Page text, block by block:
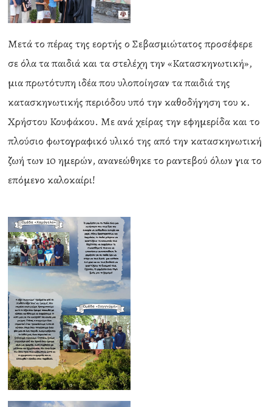
Μετά το πέρας της εορτής ο Σεβασμιώτατος προσέφερε
σε όλα τα παιδιά και τα στελέχη την «Κατασκηνωτική»,
μια πρωτότυπη ιδέα που υλοποίησαν τα παιδιά της
κατασκηνωτικής περιόδου υπό την καθοδήγηση του κ.
Χρήστου Κουφάκου. Με ανά χείρας την εφημερίδα και το
πλούσιο φωτογραφικό υλικό της από την κατασκηνωτική
ζωή των 10 ημερών, ανανεώθηκε το ραντεβού όλων για το
επόμενο καλοκαίρι!